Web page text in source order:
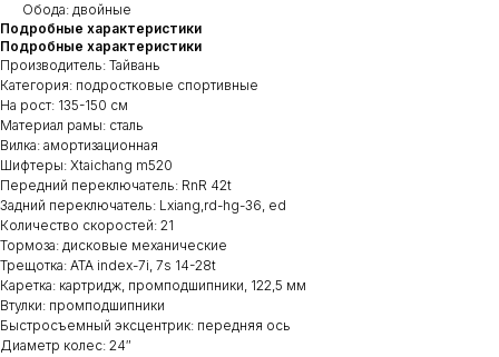
Обода: двойные
Подробные характеристики
Подробные характеристики
Производитель: Тайвань
Категория: подростковые спортивные
На рост: 135-150 см
Материал рамы: сталь
Вилка: амортизационная
Шифтеры: Xtaichang m520
Передний переключатель: RnR 42t
Задний переключатель: Lxiang,rd-hg-36, ed
Количество скоростей: 21
Тормоза: дисковые механические
Трещотка: ATA index-7i, 7s 14-28t
Каретка: картридж, промподшипники, 122,5 мм
Втулки: промподшипники
Быстросъемный эксцентрик: передняя ось
Диаметр колес: 24″